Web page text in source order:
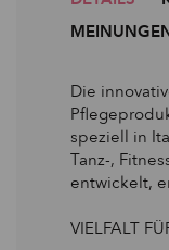
Die
speziell in
Tanz-,
entwickelt,
VIELFALT